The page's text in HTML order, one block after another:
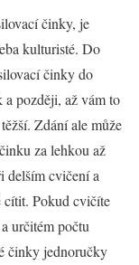
činky, je
kulturisté. Do
činkydo
a později, až vám to
Zdání ale může
za lehkou až
delším cvičení a
cítit. Pokud cvičíte
určitém počtu
činky jednoručky